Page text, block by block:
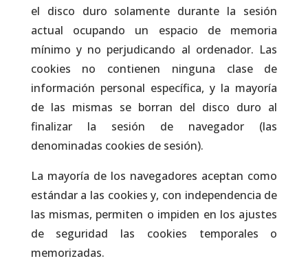
el disco duro solamente durante la sesión
actual ocupando un espacio de memoria
mínimo y no perjudicando al ordenador. Las
cookies no contienen ninguna clase de
información personal específica, y la mayoría
de las mismas se borran del disco duro al
finalizar la sesión de navegador (las
denominadas cookies de sesión).
La mayoría de los navegadores aceptan como
estándar a las cookies y, con independencia de
las mismas, permiten o impiden en los ajustes
de seguridad las cookies temporales o
memorizadas.